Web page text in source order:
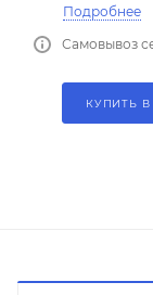
Подробнее
Самовывоз
КУПИТЬ В